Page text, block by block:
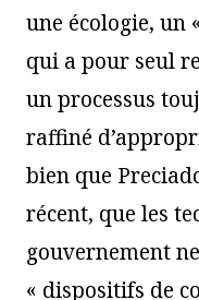
une écologie, un
qui a pour seul
un processus
raffiné
bien que
récent, que les
gouvernement
« dispositifs de